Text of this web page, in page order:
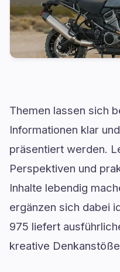
Themen lassen sich
Informationen klar
präsentiert werden.
Perspektiven und
Inhalte lebendig
ergänzen sich dabei
975 liefert
kreative